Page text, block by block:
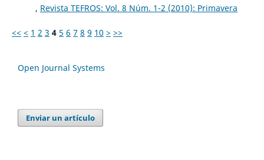
, Revista TEFROS: Vol. 8 Núm. 1-2 (2010): Primavera
<< < 1 2 3 4 5 6 7 8 9 10 > >>
Open Journal Systems
Enviar un artículo